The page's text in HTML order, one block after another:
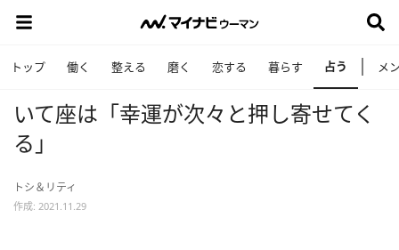
トップ 働く 整える 磨く 恋する 暮らす 占う メ
いて座は「幸運が次々と押し寄せてく
る」
トシ＆リティ
作成: 2021.11.29